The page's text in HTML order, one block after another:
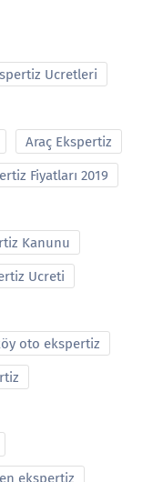
Ucretleri
Araç Ekspertiz
Fiyatları 2019
Kanunu
Ucreti
oto ekspertiz
ekspertiz